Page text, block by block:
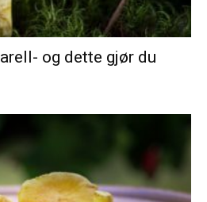
og dette gjør du